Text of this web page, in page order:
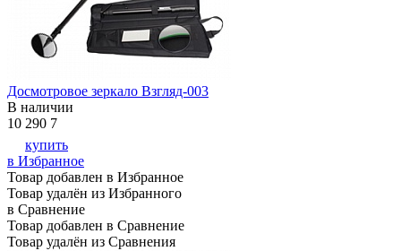
Досмотровое зеркало Взгляд-003
В наличии
10 290 7
купить
в Избранное
Товар добавлен в Избранное
Товар удалён из Избранного
в Сравнение
Товар добавлен в Сравнение
Товар удалён из Сравнения